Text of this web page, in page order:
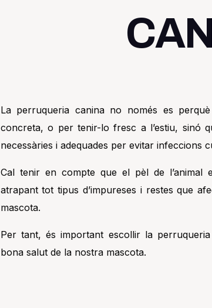
La perruqueria canina no només es
concreta, o per tenir-lo fresc a l’estiu, sinó
necessàries i adequades per evitar infeccions
Cal tenir en compte que el pèl de l’animal
atrapant tot tipus d’impureses i restes que
mascota.
Per tant, és important escollir la
bona salut de la nostra mascota.